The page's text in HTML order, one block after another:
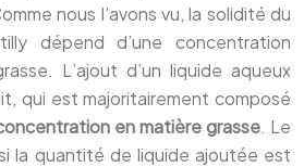
nous l’avons vu, la solidité du
dépend d’une concentration
L’ajout d’un liquide aqueux
qui est majoritairement composé
en matière grasse. Le
la quantité de liquide ajoutée est